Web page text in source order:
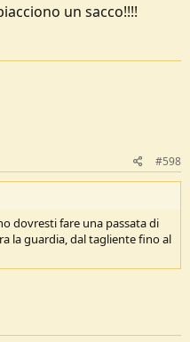
e il kit intaglio per mia
vari coltelli della
vado raramente. Quindi un
me è più che sufficiente. Un
quelle poche cose che
questi della BeaverCraft
lame in carbonio. E poi
Djarv.
un sacco!!!!
#598
dovresti fare una passata di
la guardia, dal tagliente fino al